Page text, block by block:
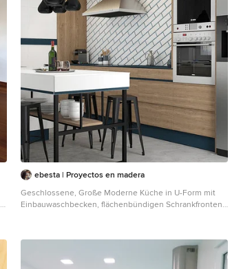
ebesta | Proyectos en madera
Geschlossene, Große Moderne Küche in U-Form mit
Einbauwaschbecken, flächenbündigen Schrankfronten,
Edelstahl, Betonboden, Kücheninsel, grauem Boden